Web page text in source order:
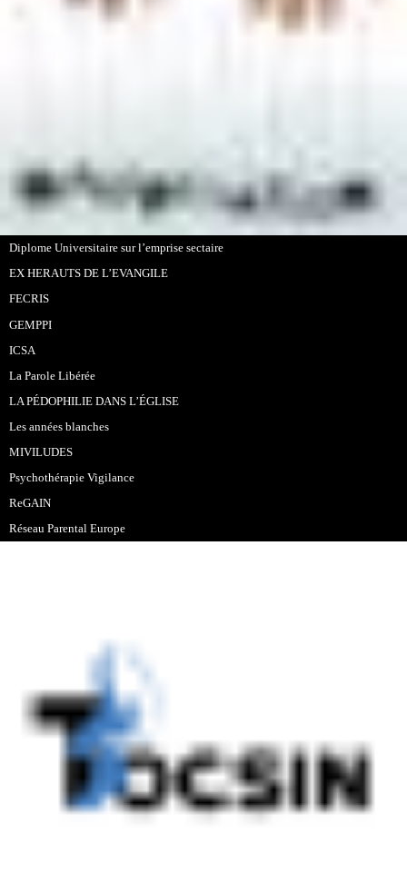
Diplome Universitaire sur l’emprise sectaire
EX HERAUTS DE L’EVANGILE
FECRIS
GEMPPI
ICSA
La Parole Libérée
LA PÉDOPHILIE DANS L’ÉGLISE
Les années blanches
MIVILUDES
Psychothérapie Vigilance
ReGAIN
Réseau Parental Europe